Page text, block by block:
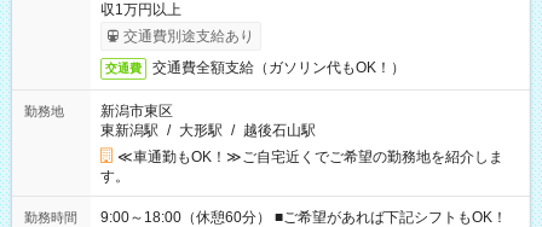
収1万円以上
交通費別途支給あり
交通費 交通費全額支給（ガソリン代もOK！）
勤務地
新潟市東区
東新潟駅 / 大形駅 / 越後石山駅
≪車通勤もOK！≫ご自宅近くでご希望の勤務地を紹介しま
す。
勤務時間
9:00～18:00（休憩60分） ■ご希望があれば下記シフトもOK！